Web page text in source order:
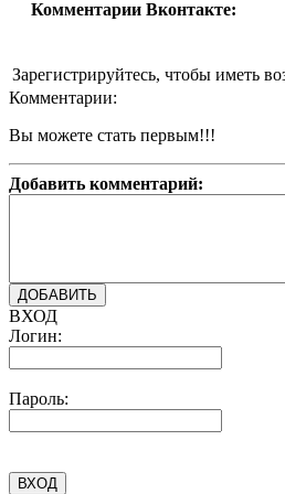
Комментарии Вконтакте:
Зарегистрируйтесь, чтобы иметь
Комментарии:
Вы можете стать первым!!!
Добавить комментарий:
ВХОД
Логин:
Пароль: